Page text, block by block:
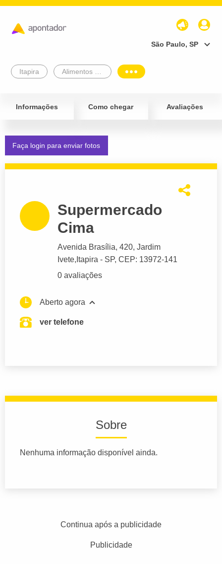
São Paulo, SP
Itapira
Informações Como chegar Avaliações
Faça login para enviar fotos
Supermercado
Cima
Avenida Brasília, 420, Jardim
Ivete, Itapira - SP, CEP: 13972-141
0 avaliações
Aberto agora
ver telefone
Sobre
Nenhuma informação disponível ainda.
Continua após a publicidade
Publicidade